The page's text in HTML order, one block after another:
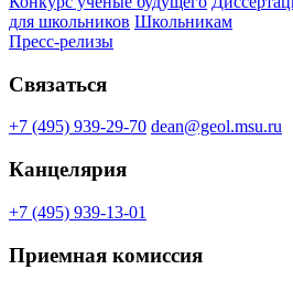
для школьников Школьникам
Пресс-релизы
Связаться
+7 (495) 939-29-70 dean@geol.msu.ru
Канцелярия
+7 (495) 939-13-01
Приемная комиссия